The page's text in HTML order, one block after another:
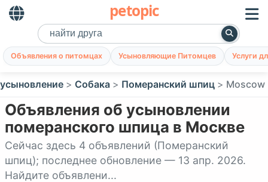
petopic
Объявления о питомцах Усыновляющие Питомцев Услуги
Собака Померанский шпиц Moscow
Объявления об усыновлении
померанского шпица в Москве
Сейчас здесь 4 объявлений (Померанский
шпиц); последнее обновление — 13 апр. 2026.
Найдите объявлени...